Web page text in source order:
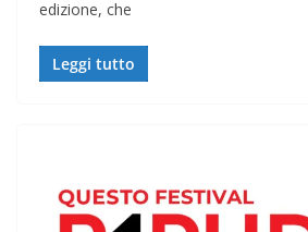
edizione, che
Leggi tutto